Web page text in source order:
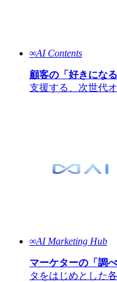
∞AI Contents
顧客の「好きにな
支援する、次世代
∞AI Marketing Hub
マーケターの「調
タをはじめとした